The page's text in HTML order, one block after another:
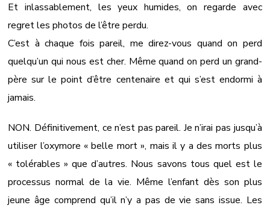
Et inlassablement, les yeux humides, on regarde avec
regret les photos de l’être perdu.
C’est à chaque fois pareil, me direz-vous quand on perd
quelqu’un qui nous est cher. Même quand on perd un grand-
père sur le point d’être centenaire et qui s’est endormi à
jamais.
NON. Définitivement, ce n’est pas pareil. Je n’irai pas jusqu’à
utiliser l’oxymore « belle mort », mais il y a des morts plus
« tolérables » que d’autres. Nous savons tous quel est le
processus normal de la vie. Même l’enfant dès son plus
jeune âge comprend qu’il n’y a pas de vie sans issue. Les